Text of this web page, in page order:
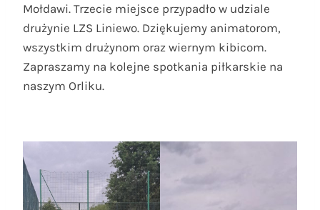
Mołdawi. Trzecie miejsce przypadło w udziale
drużynie LZS Liniewo. Dziękujemy animatorom,
wszystkim drużynom oraz wiernym kibicom.
Zapraszamy na kolejne spotkania piłkarskie na
naszym Orliku.